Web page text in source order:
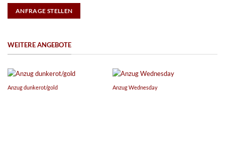
ANFRAGE STELLEN
WEITERE ANGEBOTE
Anzug dunkerot/gold Anzug Wednesday